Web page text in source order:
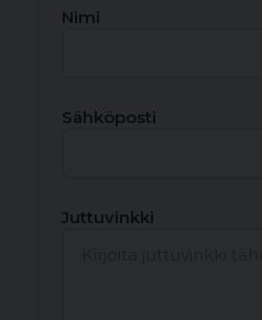
Nimi
Sähköposti
Juttuvinkki